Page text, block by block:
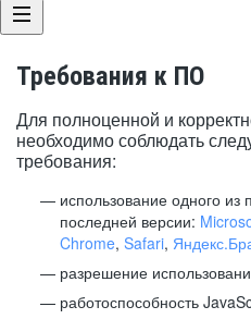
Требования к ПО
Для полноценной и
необходимо соблюдать
требования:
использование одного
последней версии:
Chrome, Safari,
разрешение
работоспособность